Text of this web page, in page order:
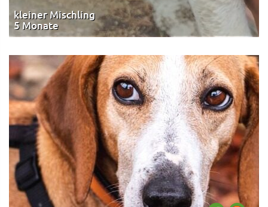
kleiner Mischling
5 Monate